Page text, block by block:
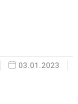
03.01.2023